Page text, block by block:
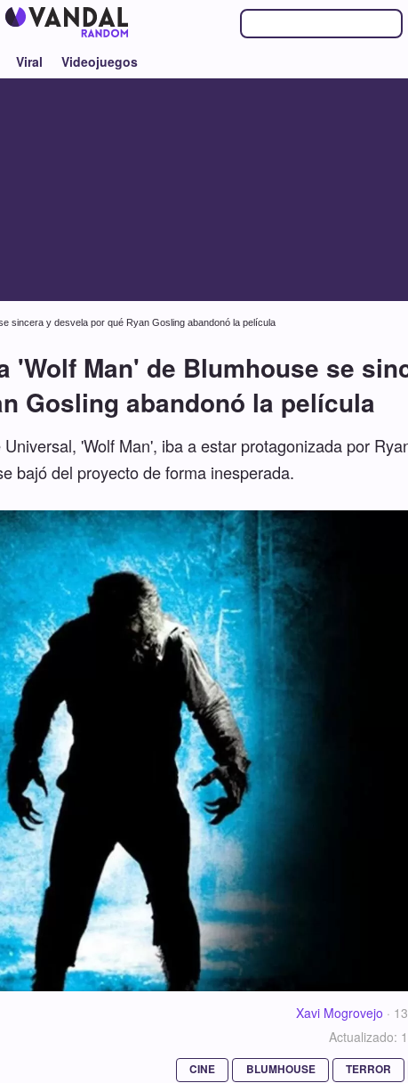
Viral Videojuegos
sincera y desvela por qué Ryan Gosling abandonó la película
'Wolf Man' de Blumhouse se
Gosling abandonó la película
'Wolf Man', iba a estar protagonizada por
bajó del proyecto de forma inesperada.
Xavi Mogrovejo ·
Actualizado:
CINE BLUMHOUSE TERROR